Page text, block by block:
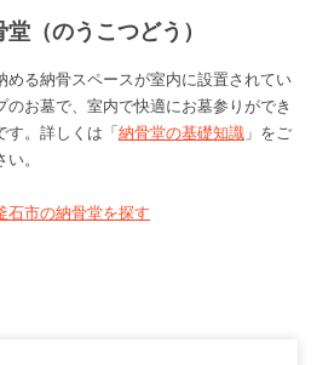
堂（のうこつどう）
める納骨スペースが室内に設置されてい
のお墓で、室内で快適にお墓参りができ
す。詳しくは「納骨堂の基礎知識 」をご
。
石市の納骨堂を探す